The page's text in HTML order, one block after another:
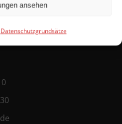
ansehen
Datenschutzgrundsätze